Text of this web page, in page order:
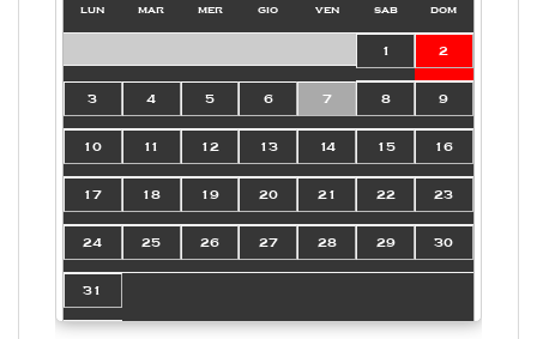
lun mar mer gio ven sab dom
1 2
3 4 5 6 7 8 9
10 11 12 13 14 15 16
17 18 19 20 21 22 23
24 25 26 27 28 29 30
31